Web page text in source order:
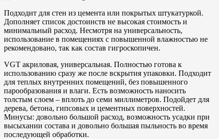
Подходит для стен из цемента или покрытых штукатуркой.
Дополняет список достоинств не высокая стоимость и
минимальный расход. Несмотря на универсальность,
использование в помещениях с повышенной влажностью не
рекомендовано, так как состав гигроскопичен.
VGT акриловая, универсальная. Полностью готова к
использованию сразу же после вскрытия упаковки. Подходит
для теплых внутренних помещений, без повышенного
парообразования и влаги. Есть возможность наносить
толстым слоем – вплоть до семи миллиметров. Подойдет для
дерева, бетона, гипсовых и цементных поверхностей.
Минусы: довольно большой расход, возможность усадки при
высыхании состава и довольно большая пыльность во время
последующей обработки.